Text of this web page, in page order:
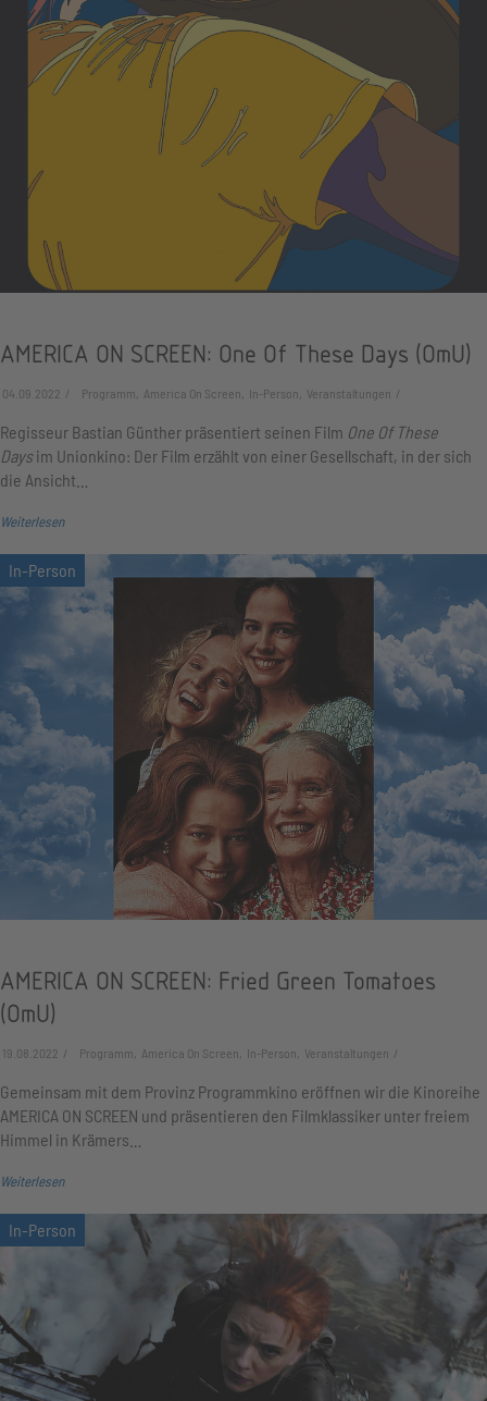
AMERICA ON SCREEN: One Of These Days (OmU)
04.09.2022 Programm, America On Screen, In-Person, Veranstaltungen
Regisseur Bastian Günther präsentiert seinen Film One Of These
Daysim Unionkino: Der Film erzählt von einer Gesellschaft, in der sich
die Ansicht…
Weiterlesen
AMERICA ON SCREEN: Fried Green Tomatoes
(OmU)
19.08.2022 Programm, America On Screen, In-Person, Veranstaltungen
Gemeinsam mit dem Provinz Programmkino eröffnen wir die Kinoreihe
AMERICA ON SCREEN und präsentieren den Filmklassiker unter freiem
Himmel in Krämers…
Weiterlesen